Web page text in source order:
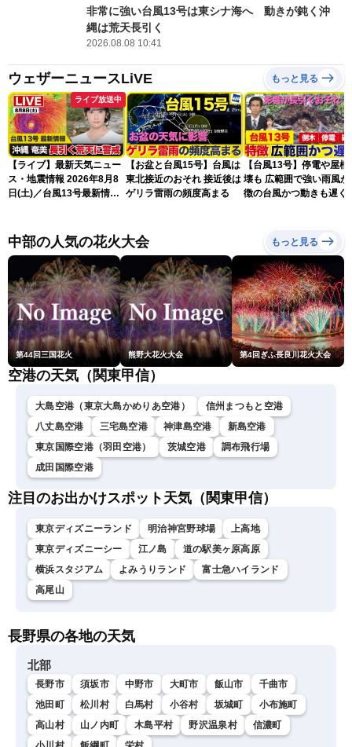
非常に強い台風13号は東シナ海へ 動きが鈍く沖
縄は荒天長引く
2026.08.08 10:41
ウェザーニュースLiVE もっと見る
ライブ放送中
【ライブ】最新天気ニュー
ス・地震情報 2026年8月8
日(土)／台風13号最新情
フタヌーン・山岸愛梨／芳
野達郎〉
【お盆と台風15号】台風は
東北接近のおそれ 接近後は
ゲリラ雷雨の頻度高まる
【台風13号】停電や屋根
壊も 広範囲で強い雨風が
徴の台風かつ動きも遅く
中部の人気の花火大会 もっと見る
第44回三国花火 熊野大花火大会 第4回ぎふ長良川花火大会
空港の天気（関東甲信）
大島空港（東京大島かめりあ空港）
信州まつもと空港
八丈島空港
三宅島空港 神津島空港
新島空港
東京国際空港（羽田空港）
茨城空港
調布飛行場
成田国際空港
注目のお出かけスポット天気（関東甲信）
東京ディズニーランド 明治神宮野球場
上高地
東京ディズニーシー
江ノ島
道の駅美ヶ原高原
横浜スタジアム
よみうりランド
富士急ハイランド
高尾山
長野県の各地の天気
北部
長野市 須坂市 中野市 大町市 飯山市
千曲市
池田町
松川村 白馬村 小谷村 坂城町
小布施町
高山村
山ノ内町 木島平村 野沢温泉村
信濃町